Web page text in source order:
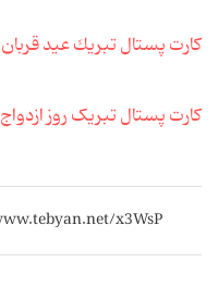
كارت پستال تبریك عید قربان
کارت پستال تبریک روز ازدواج